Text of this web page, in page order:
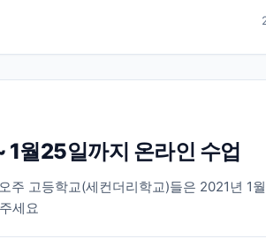
월25일까지 온라인 수업
주 고등학교(세컨더리학교)들은 2021년 1
세요